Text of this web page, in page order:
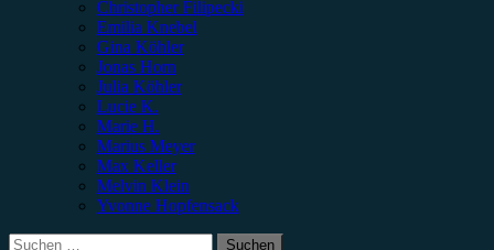
Christopher Filipecki
Emilia Knebel
Gina Köhler
Jonas Horn
Julia Köhler
Lucie K.
Marie H.
Marius Meyer
Max Keller
Melvin Klein
Yvonne Hopfensack
Suchen